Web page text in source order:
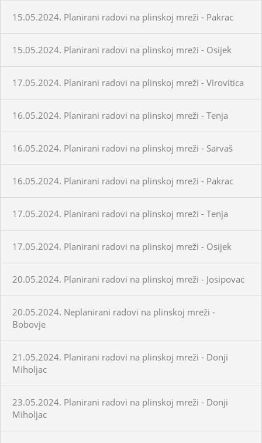
15.05.2024. Planirani radovi na plinskoj mreži - Pakrac
15.05.2024. Planirani radovi na plinskoj mreži - Osijek
17.05.2024. Planirani radovi na plinskoj mreži - Virovitica
16.05.2024. Planirani radovi na plinskoj mreži - Tenja
16.05.2024. Planirani radovi na plinskoj mreži - Sarvaš
16.05.2024. Planirani radovi na plinskoj mreži - Pakrac
17.05.2024. Planirani radovi na plinskoj mreži - Tenja
17.05.2024. Planirani radovi na plinskoj mreži - Osijek
20.05.2024. Planirani radovi na plinskoj mreži - Josipovac
20.05.2024. Neplanirani radovi na plinskoj mreži -
Bobovje
21.05.2024. Planirani radovi na plinskoj mreži - Donji
Miholjac
23.05.2024. Planirani radovi na plinskoj mreži - Donji
Miholjac